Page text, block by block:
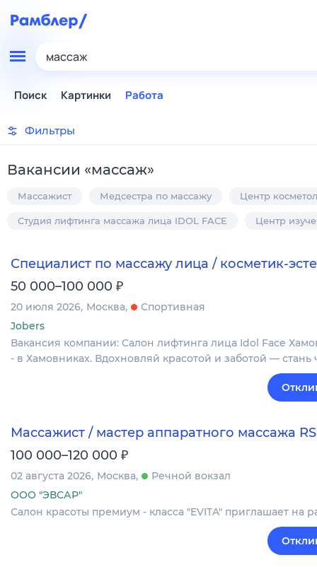
массаж
Поиск Картинки Работа
Фильтры
Вакансии «массаж»
Массажист Медсестра по массажу Центр
Студия лифтинга массажа лица IDOL FACE Центр
Специалист по массажу лица / косметик-
50 000–100 000 ₽
20 июля 2026 Москва
Спортивная
Jobers
Вакансия компании: Салон лифтинга лица Idol Face
- в Хамовниках. Вдохновляй красотой и заботой —
Массажист / мастер аппаратного массажа
100 000–120 000 ₽
02 августа 2026 Москва
Речной вокзал
ООО "ЭВСАР"
Салон красоты премиум - класса "EVITA" приглашает на